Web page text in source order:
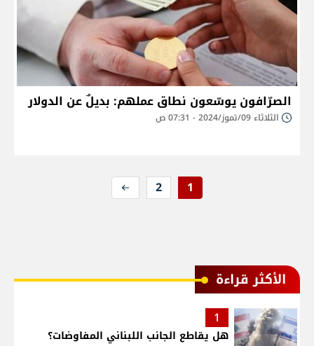
الصرّافون يوسّعون نطاق عملهم: بديلٌ عن الدولار
الثلاثاء 09/تموز/2024 - 07:31 ص
1
2
الأكثر قراءة
1
هل يقاطع الجانب اللبناني المفاوضات؟